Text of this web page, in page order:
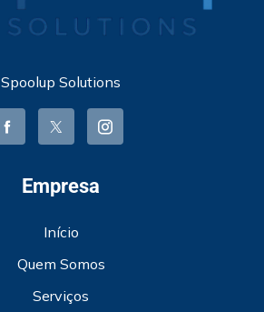
Spoolup Solutions
Empresa
Início
Quem Somos
Serviços